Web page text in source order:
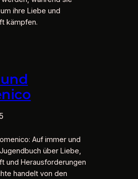
ihre Liebe und
kämpfen.
Auf immer und
über Liebe,
und Herausforderungen
handelt von den